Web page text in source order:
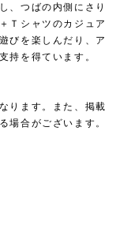
、つばの内側にさり
Ｔシャツのカジュア
びを楽しんだり、ア
持を得ています。
ります。また、掲載
場合がございます。